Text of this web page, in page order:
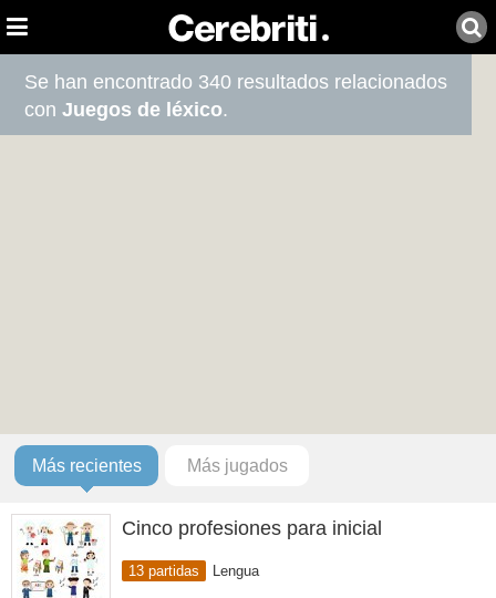
Se han encontrado 340 resultados relacionados
conJuegos de léxico.
Más recientes Más jugados
Cinco profesiones para inicial
13 partidas Lengua